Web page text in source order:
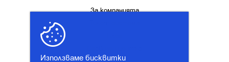
Използваме бисквитки
За компанията